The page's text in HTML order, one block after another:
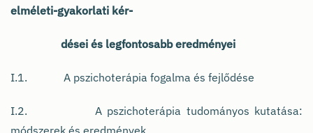
elméleti-gyakorlati kér-
dései és legfontosabb eredményei
I.1. A pszichoterápia fogalma és fejlődése
I.2. A pszichoterápia tudományos kutatása: